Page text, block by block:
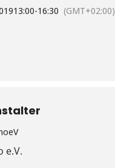
13:00-16:30 (GMT+02:00)
e.V.